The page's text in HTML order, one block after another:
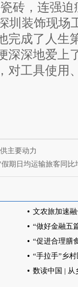
砖，连强
圳装饰现场
完成了人生
深深地爱上
对工具使用
主要动力
期日均运输旅客同比
文农旅加速
“做好金融五
“促进合理膳
“手拉手”乡
数读中国 | 从